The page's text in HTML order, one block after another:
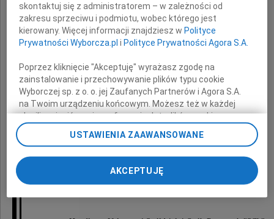
Rodzinie, Bliskim
i
Współpracownikom
składamy
wyrazy głębokiego współczucia
skontaktuj się z administratorem – w zależności od
zakresu sprzeciwu i podmiotu, wobec którego jest
kierowany. Więcej informacji znajdziesz w Polityce
Prywatności Wyborcza.pl i Polityce Prywatności Agora S.A.
Poprzez kliknięcie "Akceptuję" wyrażasz zgodę na
zainstalowanie i przechowywanie plików typu cookie
Wyborczej sp. z o. o. jej Zaufanych Partnerów i Agora S.A.
na Twoim urządzeniu końcowym. Możesz też w każdej
chwili zmienić swoje preferencje dot. plików cookie,
ponownie wywołując narzędzie do zarządzania Twoimi
preferencjami dot. przetwarzania danych poprzez
przechodząc do sekcji „Ustawienia zaawansowane”.
Zmiana ustawień plików cookie możliwa jest także za
USTAWIENIA ZAAWANSOWANE
AKCEPTUJĘ